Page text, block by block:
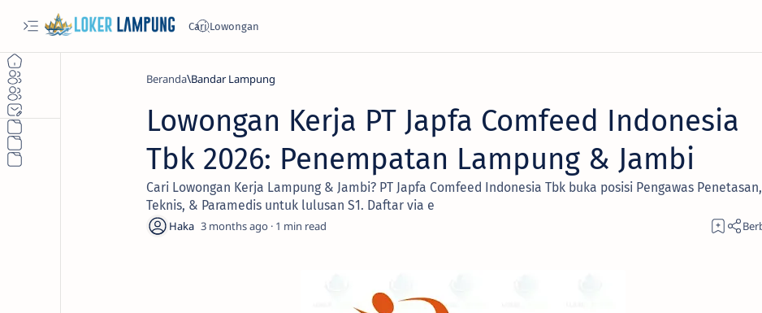
Beranda Bandar Lampung
Lowongan Kerja PT Japfa Comfeed Indonesia
Tbk 2026: Penempatan Lampung & Jambi
Cari Lowongan Kerja Lampung & Jambi? PT Japfa Comfeed Indonesia Tbk buka posisi Pengawas Penetasan,
Teknis, & Paramedis untuk lulusan S1. Daftar via e
3 months ago 1